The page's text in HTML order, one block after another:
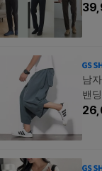
남
밴딩